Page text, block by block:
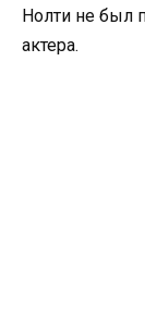
Нолти не был
актера.